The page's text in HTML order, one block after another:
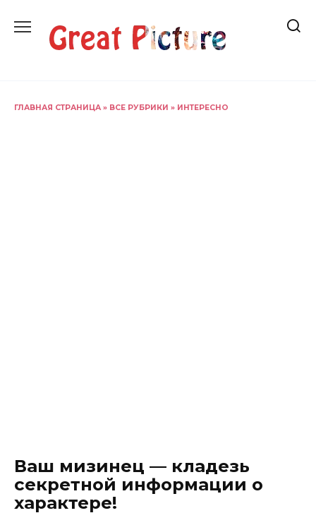
содержанию
ГЛАВНАЯ СТРАНИЦА » ВСЕ РУБРИКИ » ИНТЕРЕСНО
Ваш мизинец — кладезь
секретной информации о
характере!